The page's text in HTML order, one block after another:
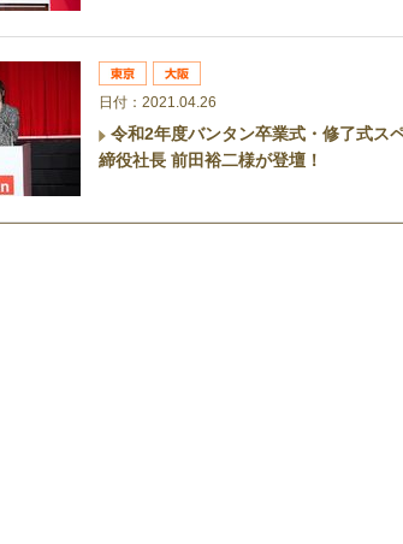
日付：2021.04.26
令和2年度バンタン卒業式・修了式ス
締役社長 前田裕二様が登壇！